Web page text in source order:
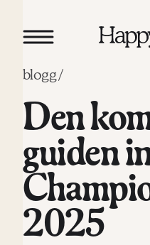
blogg /
Den
guiden
2025